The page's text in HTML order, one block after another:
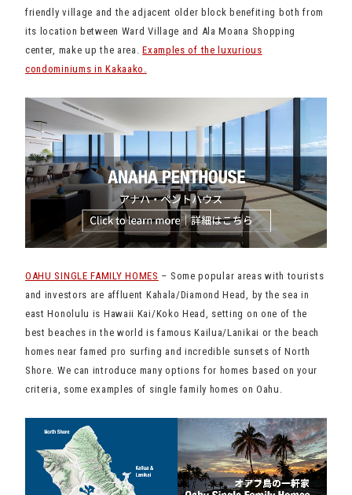
friendly village and the adjacent older block benefiting both from
its location between Ward Village and Ala Moana Shopping
center, make up the area.Examples of the luxurious
condominiums in Kakaako.
OAHU SINGLE FAMILY HOMES – Some popular areas with tourists
and investors are affluent Kahala/Diamond Head, by the sea in
east Honolulu is Hawaii Kai/Koko Head, setting on one of the
best beaches in the world is famous Kailua/Lanikai or the beach
homes near famed pro surfing and incredible sunsets of North
Shore. We can introduce many options for homes based on your
criteria, some examples of single family homes on Oahu.